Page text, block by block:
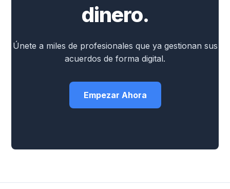
dinero.
Únete a miles de profesionales que ya gestionan sus
acuerdos de forma digital.
Empezar Ahora